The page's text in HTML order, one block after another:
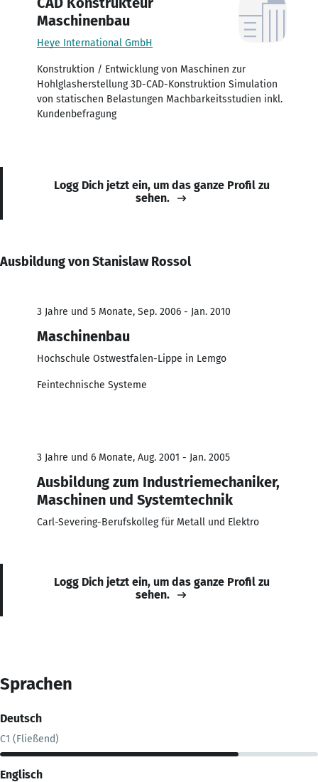
Maschinenbau
Heye International GmbH
Konstruktion / Entwicklung von Maschinen zur
Hohlglasherstellung 3D-CAD-Konstruktion Simulation
von statischen Belastungen Machbarkeitsstudien inkl.
Kundenbefragung
Logg Dich jetzt ein, um das ganze Profil zu
sehen.
Ausbildung von Stanislaw Rossol
3 Jahre und 5 Monate, Sep. 2006 - Jan. 2010
Maschinenbau
Hochschule Ostwestfalen-Lippe in Lemgo
Feintechnische Systeme
3 Jahre und 6 Monate, Aug. 2001 - Jan. 2005
Ausbildung zum Industriemechaniker,
Maschinen und Systemtechnik
Carl-Severing-Berufskolleg für Metall und Elektro
Logg Dich jetzt ein, um das ganze Profil zu
sehen.
Sprachen
Deutsch
C1 (Fließend)
Englisch